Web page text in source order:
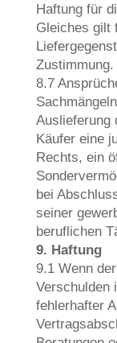
Haftung für
Gleiches gilt
Zustimmung.
8.7
Auslieferung
Käufer eine
Rechts, ein
bei
seiner
beruflichen
9. Haftung
9.1 Wenn
Verschulden
fehlerhafter